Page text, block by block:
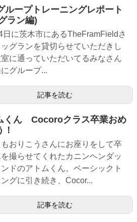
ループトレーニングレポート
ラン編)
日に茨木市にあるTheFramFieldさ
グランを貸切らせていただきし
に通っていただいてるみなさん
グループ...
記事を読む
くん Cocoroクラス卒業おめ
もおりこうさんにお座りをして卒
撮らせてくれたカニンヘンダッ
ドのアトムくん。ベーシックト
グに引き続き、Cocor...
記事を読む